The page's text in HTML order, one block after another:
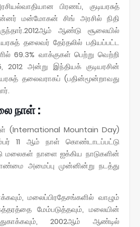
பிரணப், குடியரசுத்
மன்மோகன் சிங் அரசில் நிதி
ஆண்டு சூலையில்
தலைவர் தேர்தலில் பதியப்பட்ட
69.3% வாக்குகள் பெற்று வெற்றி
2012 அன்று இந்தியக் குடியரசின்
தலைவராகப் (பதின்மூன்றாவது
நாள் :
(International Mountain Day)
11 ஆம் நாள் கொண்டாடப்பட்டு
மலைகள் நாளை ஐக்கிய நாடுகளின்
அமைப்பு முன்னின்று நடத்து
மலைப்பிரதேசங்களில் வாழும்
மேம்படுத்தவும், மலையின்
2002ஆம் ஆண்டில்